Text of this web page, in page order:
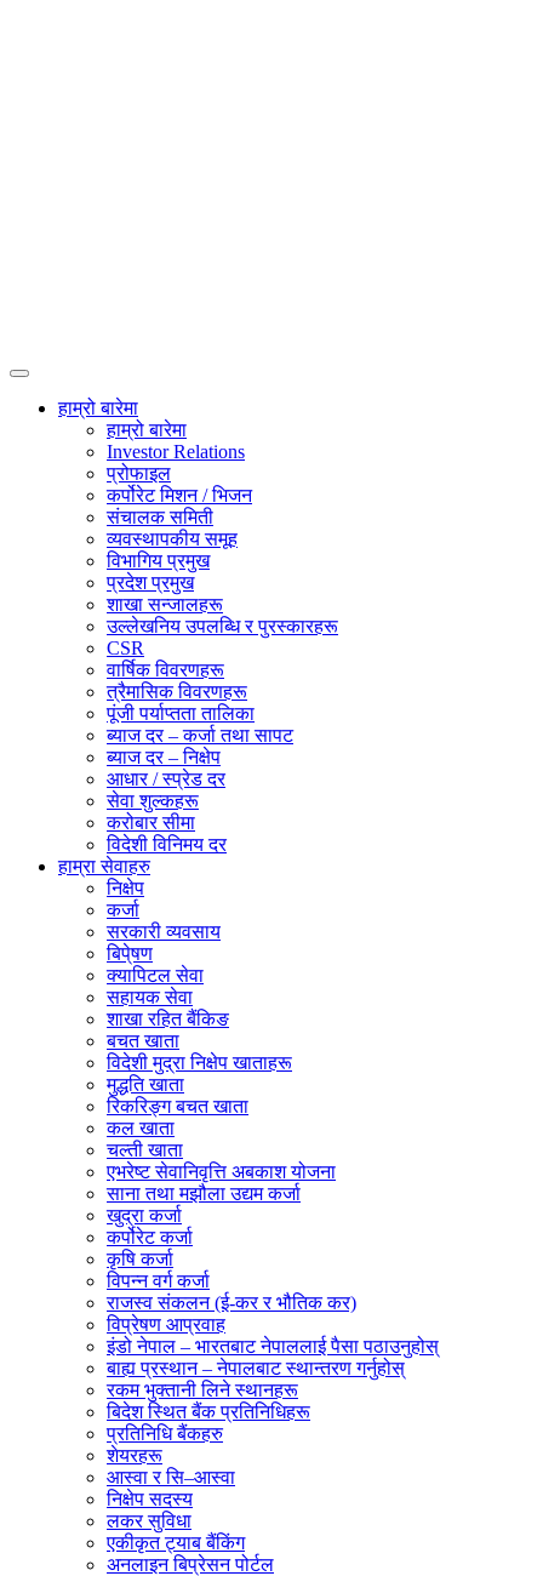
हाम्रो बारेमा
हाम्रो बारेमा
Investor Relations
प्रोफाइल
कर्पोरेट मिशन / भिजन
संचालक समिती
व्यवस्थापकीय समूह
विभागिय प्रमुख
प्रदेश प्रमुख
शाखा सन्जालहरू
उल्लेखनिय उपलब्धि र पुरस्कारहरू
CSR
वार्षिक विवरणहरू
त्रैमासिक विवरणहरू
पूंजी पर्याप्तता तालिका
ब्याज दर – कर्जा तथा सापट
ब्याज दर – निक्षेप
आधार / स्प्रेड दर
सेवा शुल्कहरू
करोबार सीमा
विदेशी विनिमय दर
हाम्रा सेवाहरु
निक्षेप
कर्जा
सरकारी व्यवसाय
बिपे्षण
क्यापिटल सेवा
सहायक सेवा
शाखा रहित बैंकिङ
बचत खाता
विदेशी मुद्रा निक्षेप खाताहरू
मुद्धति खाता
रिकरिङ्ग बचत खाता
कल खाता
चल्ती खाता
एभरेष्ट सेवानिवृत्ति अबकाश योजना
साना तथा मझौला उद्यम कर्जा
खुद्रा कर्जा
कर्पोरेट कर्जा
कृषि कर्जा
विपन्न वर्ग कर्जा
राजस्व संकलन (ई-कर र भौतिक कर)
विप्रेषण आप्रवाह
इंडो नेपाल – भारतबाट नेपाललाई पैसा पठाउनुहोस्
बाह्य प्रस्थान – नेपालबाट स्थान्तरण गर्नुहोस्
रकम भुक्तानी लिने स्थानहरू
बिदेश स्थित बैंक प्रतिनिधिहरू
प्रतिनिधि बैंकहरु
शेयरहरू
आस्वा र सि–आस्वा
निक्षेप सदस्य
लकर सुविधा
एकीकृत ट्याब बैंकिंग
अनलाइन बिप्रेसन पोर्टल